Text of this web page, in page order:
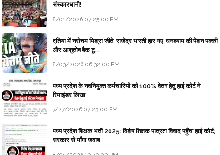
संस्कारधानी!
8/01/2026 07:25:00 PM
दतिया में नरोत्तम मिश्रा जीते, राजेंद्र भारती हार गए, घनश्याम की पेंशन पक्की
और आशुतोष बैक टू...
8/03/2026 06:32:00 PM
मध्य प्रदेश के नवनियुक्त कर्मचारियों को 100% वेतन हेतु हाई कोर्ट ने
रिमाइंडर लिखा
7/27/2026 07:23:00 PM
मध्य प्रदेश शिक्षक भर्ती 2025: विशेष शिक्षक पात्रता विवाद पहुँचा हाई कोर्ट;
सरकार से माँगा जवाब